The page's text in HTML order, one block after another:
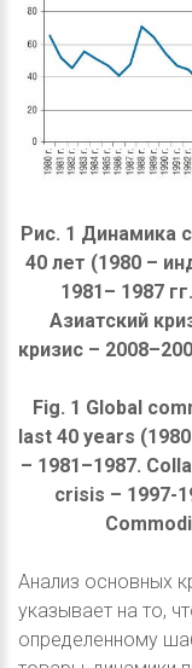
Рис. 1 Динамика
40 лет (1980 –
1981– 1987
Азиатский
кризис –
Fig. 1 Global
last 40 years
– 1981–1987.
crisis – 1997-
Анализ основных
указывает на то,
определенному